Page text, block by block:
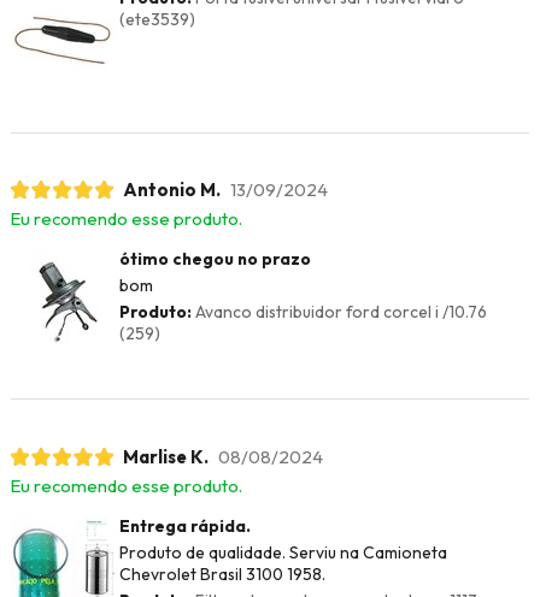
(ete3539)
Antonio M. 13/09/2024
Eu recomendo esse produto.
ótimo chegou no prazo
bom
Produto:Avanco distribuidor ford corcel i /10.76
(259)
Marlise K. 08/08/2024
Eu recomendo esse produto.
Entrega rápida.
Produto de qualidade. Serviu na Camioneta
Chevrolet Brasil 3100 1958.